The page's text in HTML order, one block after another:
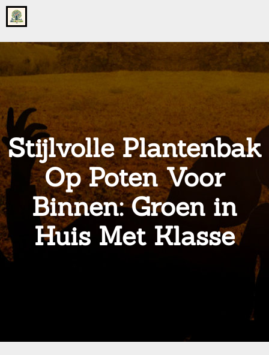
Go
to
home
onsgrotegezin.nl
Stijlvolle Plantenbak
Op Poten Voor
Binnen: Groen in
Huis Met Klasse